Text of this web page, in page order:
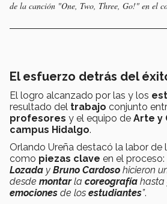
de la canción "One, Two, Three, Go!" en el
El esfuerzo detrás del
El logro alcanzado por las y los
resultado del trabajo conjunto
profesores y el equipo de Arte y
campus Hidalgo.
Orlando Ureña destacó la labor de
como piezas clave en el proceso:
Lozada y Bruno Cardoso hicieron
desde montarla coreografía hasta
emociones de los estudiantes”.